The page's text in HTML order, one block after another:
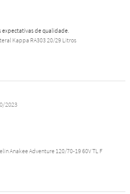
expectativas de qualidade.
Kappa RA303 20/29 Litros
2023
Anakee Adventure 120/70-19 60V TL F